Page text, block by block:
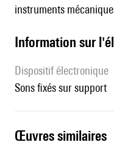
instruments
Information sur
Dispositif électronique
sons fixés sur support
œuvres similaires